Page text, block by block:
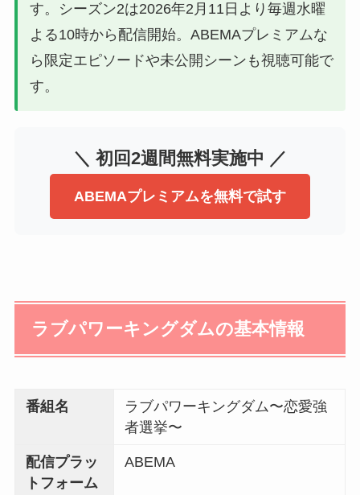
す。シーズン2は2026年2月11日より毎週水曜
よる10時から配信開始。ABEMAプレミアムな
ら限定エピソードや未公開シーンも視聴可能で
す。
＼ 初回2週間無料実施中 ／
ABEMAプレミアムを無料で試す
ラブパワーキングダムの基本情報
番組名
ラブパワーキングダム〜恋愛強
者選挙〜
配信プラッ
トフォーム
ABEMA